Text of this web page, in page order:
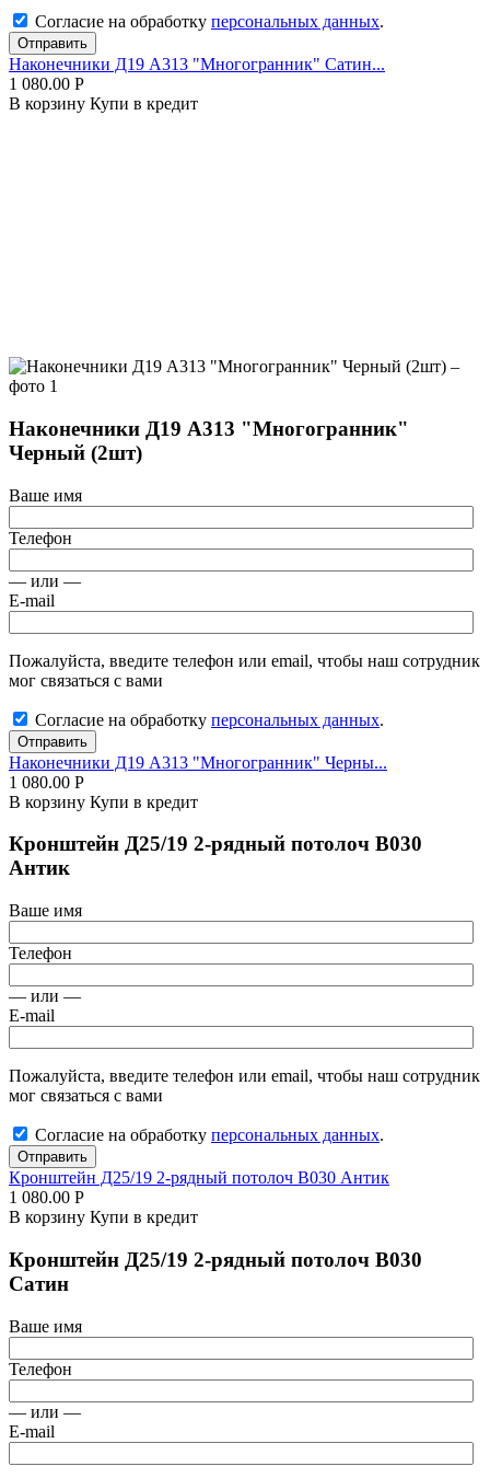
Согласие на обработку персональных данных.
Отправить
Наконечники Д19 А313 "Многогранник" Сатин...
1 080.00 Р
В корзину Купи в кредит
Наконечники Д19 А313 "Многогранник"
Черный (2шт)
Ваше имя
Телефон
— или —
E-mail
Пожалуйста, введите телефон или email, чтобы наш сотрудник
мог связаться с вами
Согласие на обработку персональных данных.
Отправить
Наконечники Д19 А313 "Многогранник" Черны...
1 080.00 Р
В корзину Купи в кредит
Кронштейн Д25/19 2-рядный потолоч В030
Антик
Ваше имя
Телефон
— или —
E-mail
Пожалуйста, введите телефон или email, чтобы наш сотрудник
мог связаться с вами
Согласие на обработку персональных данных.
Отправить
Кронштейн Д25/19 2-рядный потолоч В030 Антик
1 080.00 Р
В корзину Купи в кредит
Кронштейн Д25/19 2-рядный потолоч В030
Сатин
Ваше имя
Телефон
— или —
E-mail